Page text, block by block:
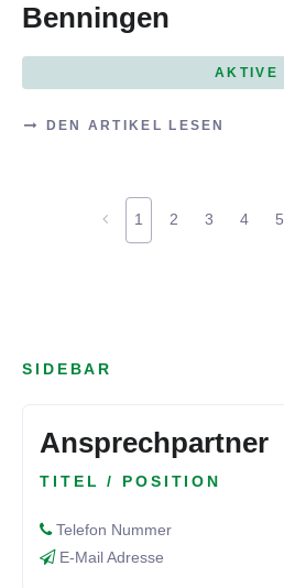
Benningen
AKTIVE
DEN ARTIKEL LESEN
1 2 3 4 5
SIDEBAR
Ansprechpartner
TITEL / POSITION
Telefon Nummer
E-Mail Adresse